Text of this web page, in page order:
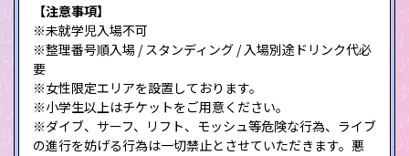
【注意事項】
※未就学児入場不可
※整理番号順入場 / スタンディング / 入場別途ドリンク代必
要
※女性限定エリアを設置しております。
※小学生以上はチケットをご用意ください。
※ダイブ、サーフ、リフト、モッシュ等危険な行為、ライブ
の進行を妨げる行為は一切禁止とさせていただきます。悪